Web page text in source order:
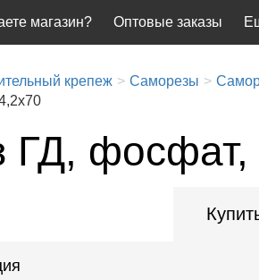
магазин? Оптовые заказы
крепеж Саморезы
ГД, фосфат,